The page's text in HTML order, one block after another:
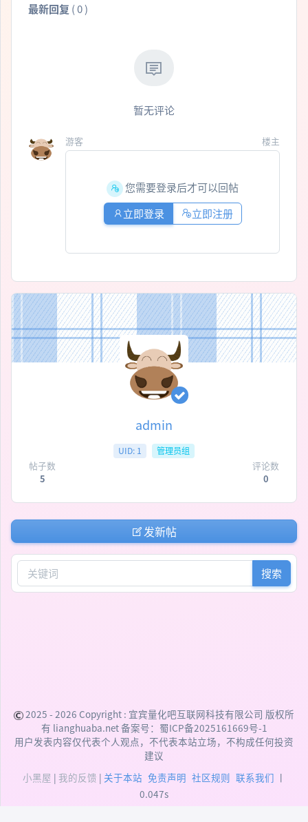
最新回复 (0)
暂无评论
游客 楼主
您需要登录后才可以回帖
立即登录
立即注册
admin
UID: 1 管理员组
帖子数
5
评论数
0
发新帖
搜索
2025 - 2026 Copyright : 宜宾量化吧互联网科技有限公司 版权所
有 lianghuaba.net 备案号： 蜀ICP备2025161669号-1
用户发表内容仅代表个人观点，不代表本站立场，不构成任何投资
建议
小黑屋 | 我的反馈 | 关于本站 免责声明 社区规则 联系我们 丨
0.047s